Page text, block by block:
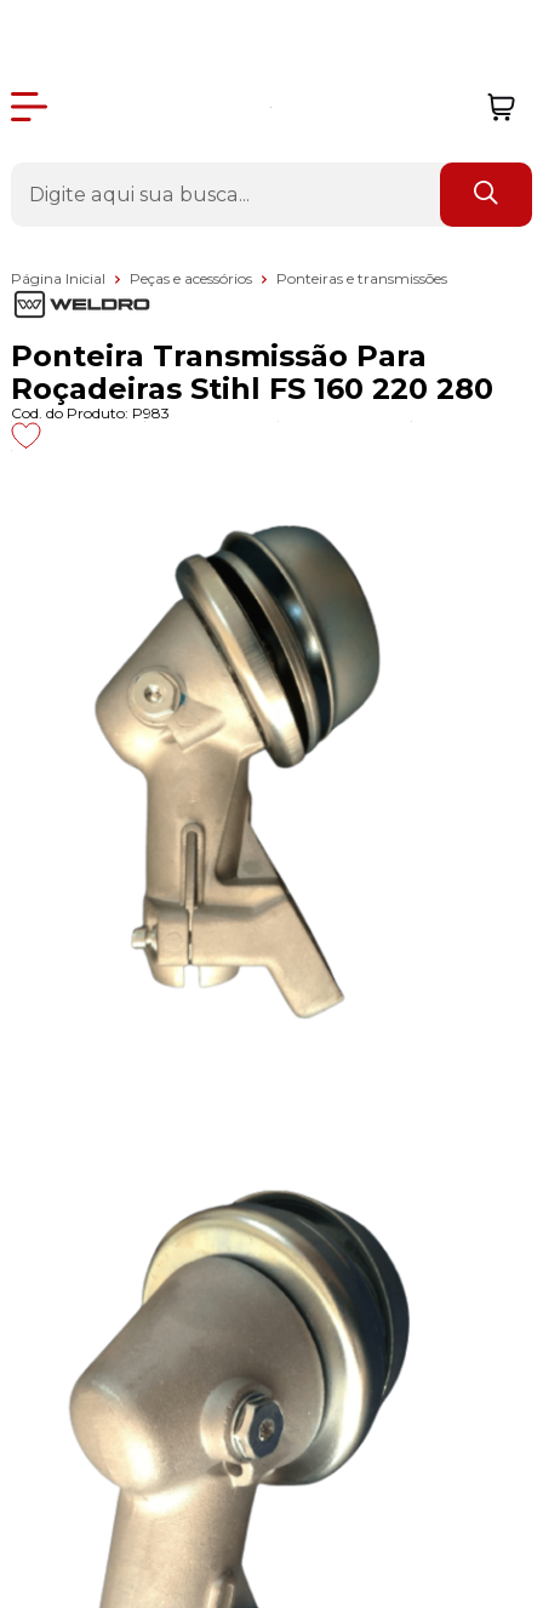
Página Inicial Peças e acessórios Ponteiras e transmissões
Ponteira Transmissão Para
Roçadeiras Stihl FS 160 220 280
Cod. do Produto: P983